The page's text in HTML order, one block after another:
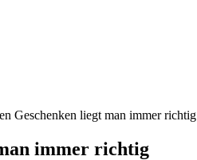
Geschenken liegt man immer richtig
immer richtig